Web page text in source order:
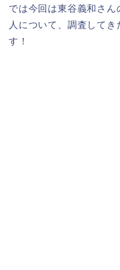
では今回は東谷義和さ
人について、調査して
す！